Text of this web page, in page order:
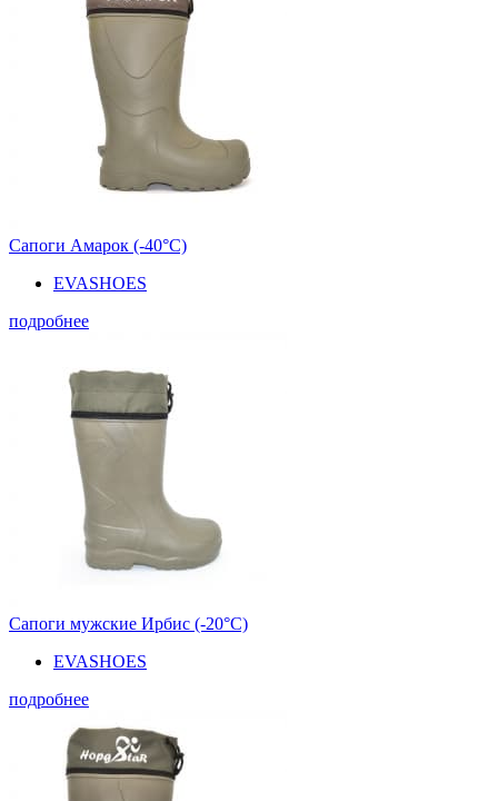
Сапоги Амарок (-40°С)
EVASHOES
подробнее
Сапоги мужские Ирбис (-20°С)
EVASHOES
подробнее